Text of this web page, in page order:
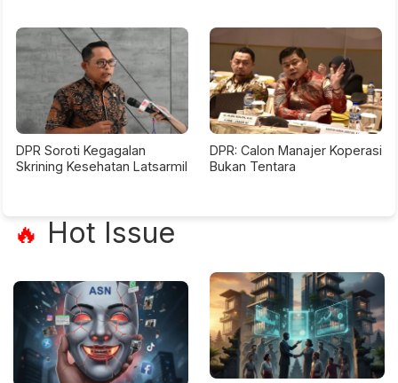
DPR Soroti Kegagalan
Skrining Kesehatan Latsarmil
DPR: Calon Manajer Koperasi
Bukan Tentara
🔥 Hot Issue